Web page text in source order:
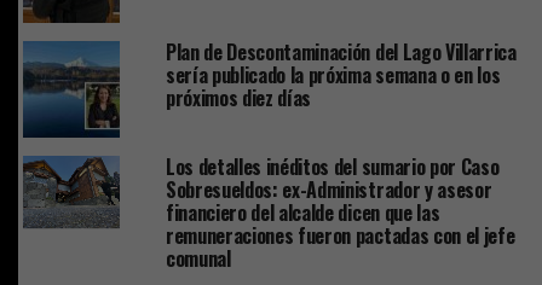
Plan de Descontaminación del Lago Villarrica
sería publicado la próxima semana o en los
próximos diez días
Los detalles inéditos del sumario por Caso
Sobresueldos: ex-Administrador y asesor
financiero del alcalde dicen que las
remuneraciones fueron pactadas con el jefe
comunal